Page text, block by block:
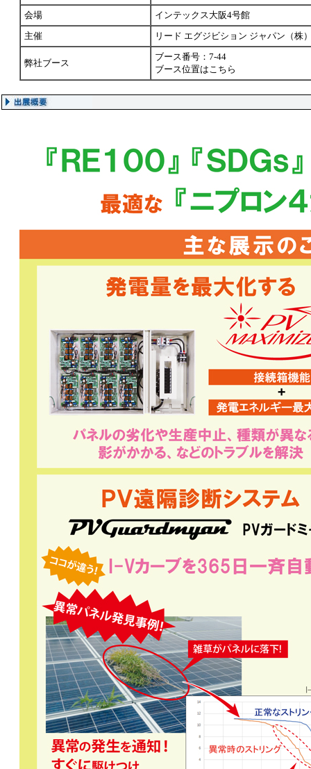
会場
インテックス大阪4号館
主催
リード エグジビション ジャパン（株
弊社ブース
ブース番号：7-44
ブース位置はこちら